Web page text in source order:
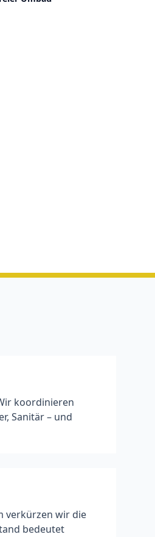
koordinieren
Sanitär – und
verkürzen wir die
bedeutet